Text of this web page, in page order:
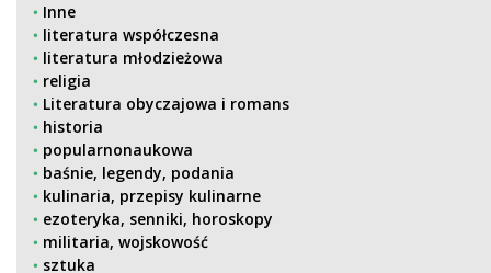
Inne
literatura współczesna
literatura młodzieżowa
religia
Literatura obyczajowa i romans
historia
popularnonaukowa
baśnie, legendy, podania
kulinaria, przepisy kulinarne
ezoteryka, senniki, horoskopy
militaria, wojskowość
sztuka